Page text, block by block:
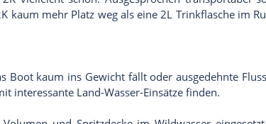
kaum mehr Platz weg als eine 2L Trinkflasche im
kaum ins Gewicht fällt oder ausgedehnte
interessante Land-Wasser-Einsätze finden.